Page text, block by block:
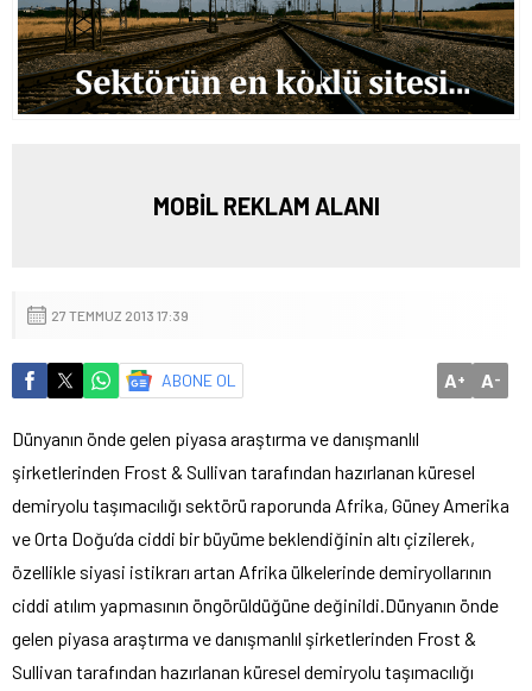
MOBİL REKLAM ALANI
27 TEMMUZ 2013 17:39
ABONE OL A+ A-
Dünyanın önde gelen piyasa araştırma ve danışmanlıl
şirketlerinden Frost & Sullivan tarafından hazırlanan küresel
demiryolu taşımacılığı sektörü raporunda Afrika, Güney Amerika
ve Orta Doğu’da ciddi bir büyüme beklendiğinin altı çizilerek,
özellikle siyasi istikrarı artan Afrika ülkelerinde demiryollarının
ciddi atılım yapmasının öngörüldüğüne değinildi. Dünyanın önde
gelen piyasa araştırma ve danışmanlıl şirketlerinden Frost &
Sullivan tarafından hazırlanan küresel demiryolu taşımacılığı